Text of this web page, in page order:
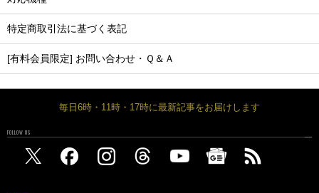
特定商取引法に基づく表記
[有料会員限定] お問い合わせ・Ｑ＆Ａ
毎日6時・11時・17時に最新記事をお届けします
FOLLOW US